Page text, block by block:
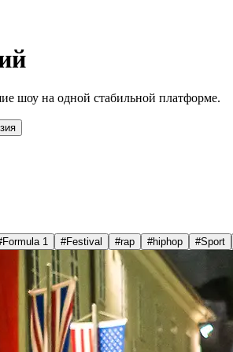
шоу на одной стабильной платформе.
Formula 1 #Festival #rap #hiphop #Sport